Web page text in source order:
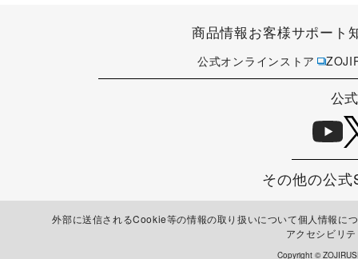
商品情報お客様サポート
公式オンラインストア
公
その他の公
外部に送信されるCookie等の情報の取り扱いについて個人情報に
アクセシビリ
Copyright ©